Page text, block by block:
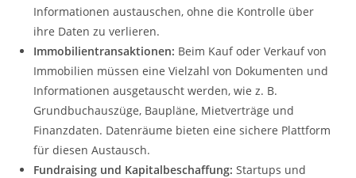
Informationen austauschen, ohne die Kontrolle über
ihre Daten zu verlieren.
Immobilientransaktionen: Beim Kauf oder Verkauf von
Immobilien müssen eine Vielzahl von Dokumenten und
Informationen ausgetauscht werden, wie z. B.
Grundbuchauszüge, Baupläne, Mietverträge und
Finanzdaten. Datenräume bieten eine sichere Plattform
für diesen Austausch.
Fundraising und Kapitalbeschaffung: Startups und